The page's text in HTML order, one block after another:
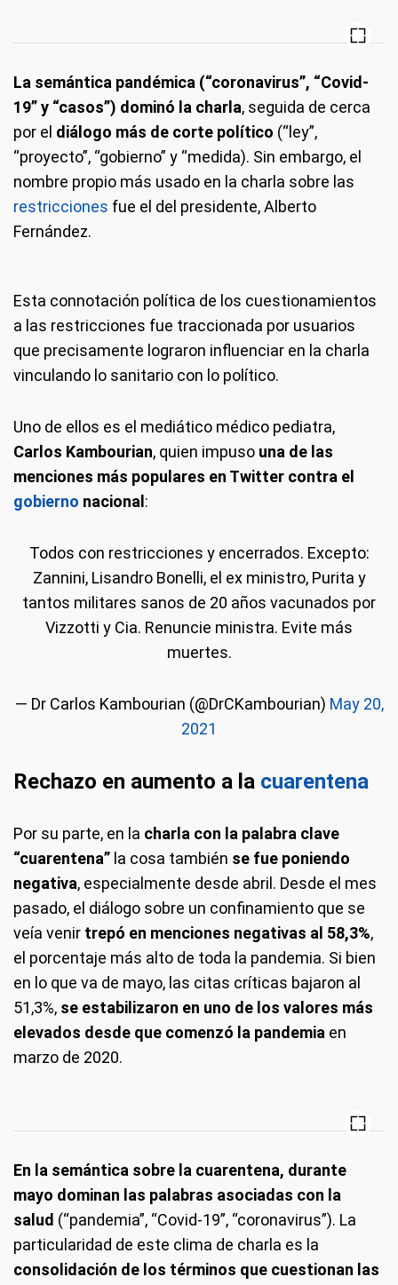
La semántica pandémica (“coronavirus”, “Covid-
19” y “casos”) dominó la charla, seguida de cerca
por el diálogo más de corte político (“ley”,
“proyecto”, “gobierno” y “medida). Sin embargo, el
nombre propio más usado en la charla sobre las
restricciones fue el del presidente, Alberto
Fernández.
Esta connotación política de los cuestionamientos
a las restricciones fue traccionada por usuarios
que precisamente lograron influenciar en la charla
vinculando lo sanitario con lo político.
Uno de ellos es el mediático médico pediatra,
Carlos Kambourian, quien impuso una de las
menciones más populares en Twitter contra el
gobierno nacional :
Todos con restricciones y encerrados. Excepto:
Zannini, Lisandro Bonelli, el ex ministro, Purita y
tantos militares sanos de 20 años vacunados por
Vizzotti y Cia. Renuncie ministra. Evite más
muertes.
— Dr Carlos Kambourian (@DrCKambourian) May 20,
2021
Rechazo en aumento a la cuarentena
Por su parte, en la charla con la palabra clave
“cuarentena” la cosa también se fue poniendo
negativa, especialmente desde abril. Desde el mes
pasado, el diálogo sobre un confinamiento que se
veía venir trepó en menciones negativas al 58,3%,
el porcentaje más alto de toda la pandemia. Si bien
en lo que va de mayo, las citas críticas bajaron al
51,3%, se estabilizaron en uno de los valores más
elevados desde que comenzó la pandemia en
marzo de 2020.
En la semántica sobre la cuarentena, durante
mayo dominan las palabras asociadas con la
salud (“pandemia”, “Covid-19”, “coronavirus”). La
particularidad de este clima de charla es la
consolidación de los términos que cuestionan las